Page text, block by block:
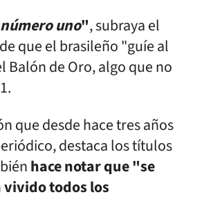
número uno", subraya el
que el brasileño "guíe al
Balón de Oro, algo que no
que desde hace tres años
destaca los títulos
hace notar que "se
todos los